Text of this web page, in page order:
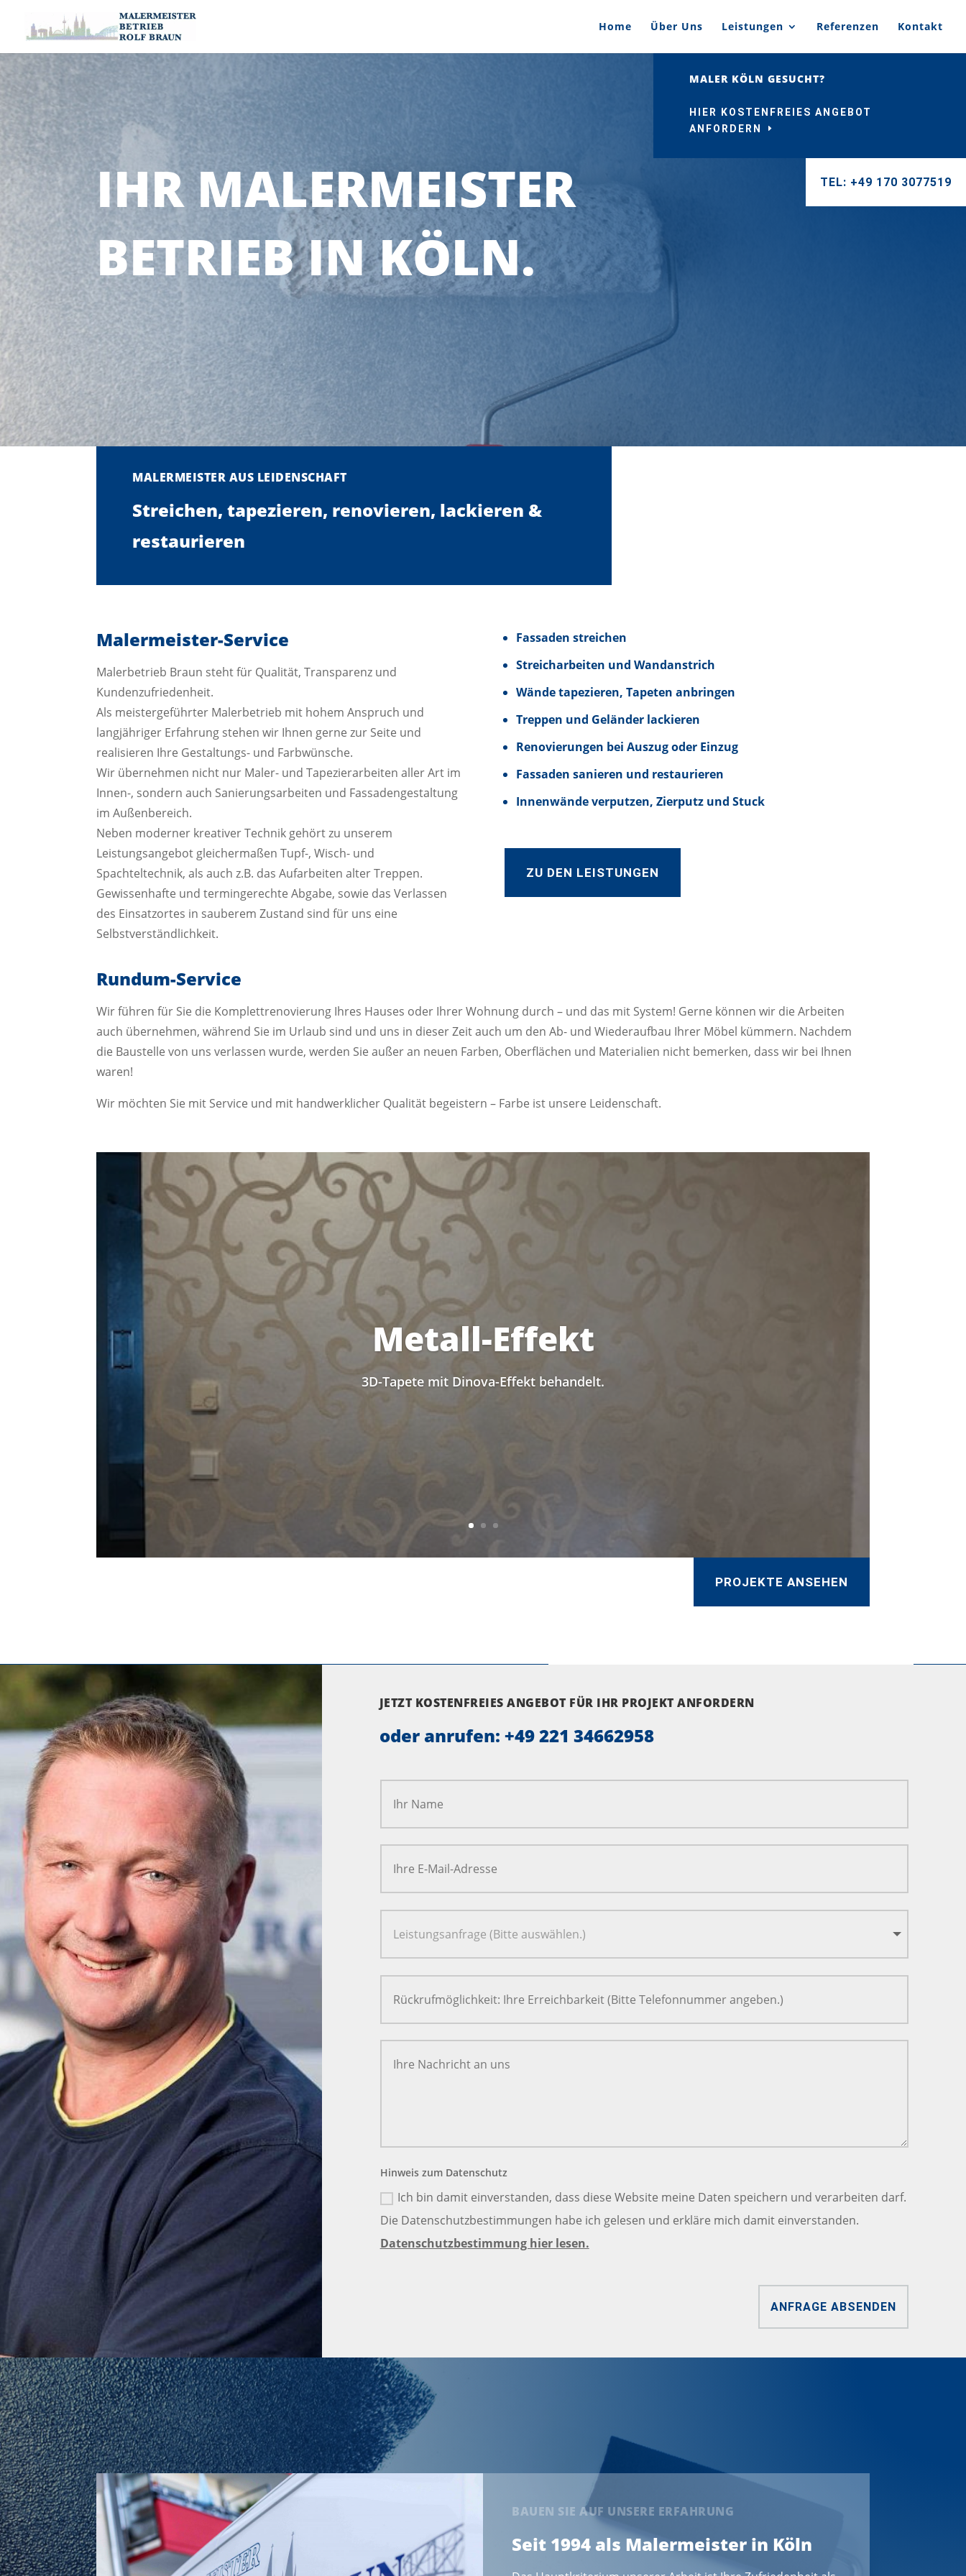
Home Über Uns Leistungen Referenzen Kontakt
MALER KÖLN GESUCHT?
HIER KOSTENFREIES ANGEBOT
ANFORDERN
TEL: +49 170 3077519
IHR MALERMEISTER
BETRIEB IN KÖLN.
MALERMEISTER AUS LEIDENSCHAFT
Streichen, tapezieren, renovieren, lackieren &
restaurieren
Malermeister-Service
Malerbetrieb Braun steht für Qualität, Transparenz und
Kundenzufriedenheit.
Als meistergeführter Malerbetrieb mit hohem Anspruch und
langjähriger Erfahrung stehen wir Ihnen gerne zur Seite und
realisieren Ihre Gestaltungs- und Farbwünsche.
Wir übernehmen nicht nur Maler- und Tapezierarbeiten aller Art im
Innen-, sondern auch Sanierungsarbeiten und Fassadengestaltung
im Außenbereich.
Neben moderner kreativer Technik gehört zu unserem
Leistungsangebot gleichermaßen Tupf-, Wisch- und
Spachteltechnik, als auch z.B. das Aufarbeiten alter Treppen.
Gewissenhafte und termingerechte Abgabe, sowie das Verlassen
des Einsatzortes in sauberem Zustand sind für uns eine
Selbstverständlichkeit.
Fassaden streichen
Streicharbeiten und Wandanstrich
Wände tapezieren, Tapeten anbringen
Treppen und Geländer lackieren
Renovierungen bei Auszug oder Einzug
Fassaden sanieren und restaurieren
Innenwände verputzen, Zierputz und Stuck
ZU DEN LEISTUNGEN
Rundum-Service
Wir führen für Sie die Komplettrenovierung Ihres Hauses oder Ihrer Wohnung durch – und das mit System! Gerne können wir die Arbeiten
auch übernehmen, während Sie im Urlaub sind und uns in dieser Zeit auch um den Ab- und Wiederaufbau Ihrer Möbel kümmern. Nachdem
die Baustelle von uns verlassen wurde, werden Sie außer an neuen Farben, Oberflächen und Materialien nicht bemerken, dass wir bei Ihnen
waren!
Wir möchten Sie mit Service und mit handwerklicher Qualität begeistern – Farbe ist unsere Leidenschaft.
Metall-Effekt
3D-Tapete mit Dinova-Effekt behandelt.
PROJEKTE ANSEHEN
JETZT KOSTENFREIES ANGEBOT FÜR IHR PROJEKT ANFORDERN
oder anrufen: +49 221 34662958
Hinweis zum Datenschutz
Ich bin damit einverstanden, dass diese Website meine Daten speichern und verarbeiten darf.
Die Datenschutzbestimmungen habe ich gelesen und erkläre mich damit einverstanden.
Datenschutzbestimmung hier lesen.
ANFRAGE ABSENDEN
BAUEN SIE AUF UNSERE ERFAHRUNG
Seit 1994 als Malermeister in Köln